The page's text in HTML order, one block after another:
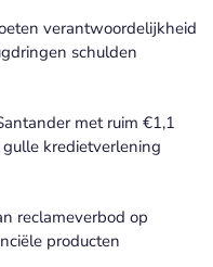
verantwoordelijkheid
schulden
met ruim €1,1
kredietverlening
reclameverbod op
producten